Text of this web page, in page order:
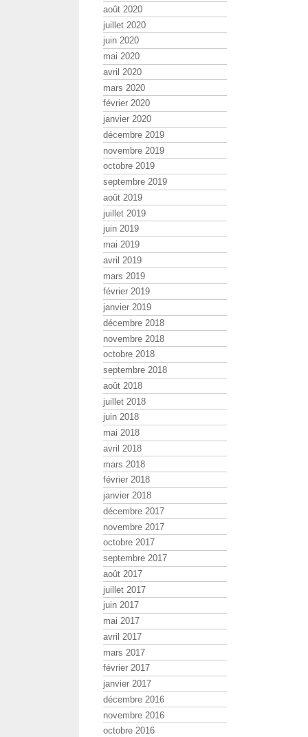
août 2020
juillet 2020
juin 2020
mai 2020
avril 2020
mars 2020
février 2020
janvier 2020
décembre 2019
novembre 2019
octobre 2019
septembre 2019
août 2019
juillet 2019
juin 2019
mai 2019
avril 2019
mars 2019
février 2019
janvier 2019
décembre 2018
novembre 2018
octobre 2018
septembre 2018
août 2018
juillet 2018
juin 2018
mai 2018
avril 2018
mars 2018
février 2018
janvier 2018
décembre 2017
novembre 2017
octobre 2017
septembre 2017
août 2017
juillet 2017
juin 2017
mai 2017
avril 2017
mars 2017
février 2017
janvier 2017
décembre 2016
novembre 2016
octobre 2016